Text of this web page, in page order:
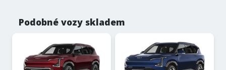
Podobné vozy skladem